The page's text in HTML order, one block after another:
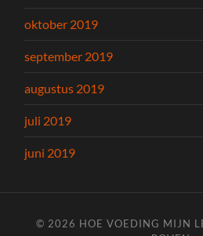
oktober 2019
september 2019
augustus 2019
juli 2019
juni 2019
© 2026 HOE VOEDING MIJN